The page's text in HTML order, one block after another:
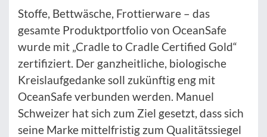
Stoffe, Bettwäsche, Frottierware – das
gesamte Produktportfolio von OceanSafe
wurde mit „Cradle to Cradle Certified Gold“
zertifiziert. Der ganzheitliche, biologische
Kreislaufgedanke soll zukünftig eng mit
OceanSafe verbunden werden. Manuel
Schweizer hat sich zum Ziel gesetzt, dass sich
seine Marke mittelfristig zum Qualitätssiegel